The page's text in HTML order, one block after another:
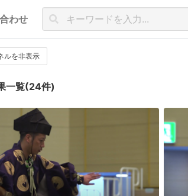
わせ
ルを非表示
一覧(24件)